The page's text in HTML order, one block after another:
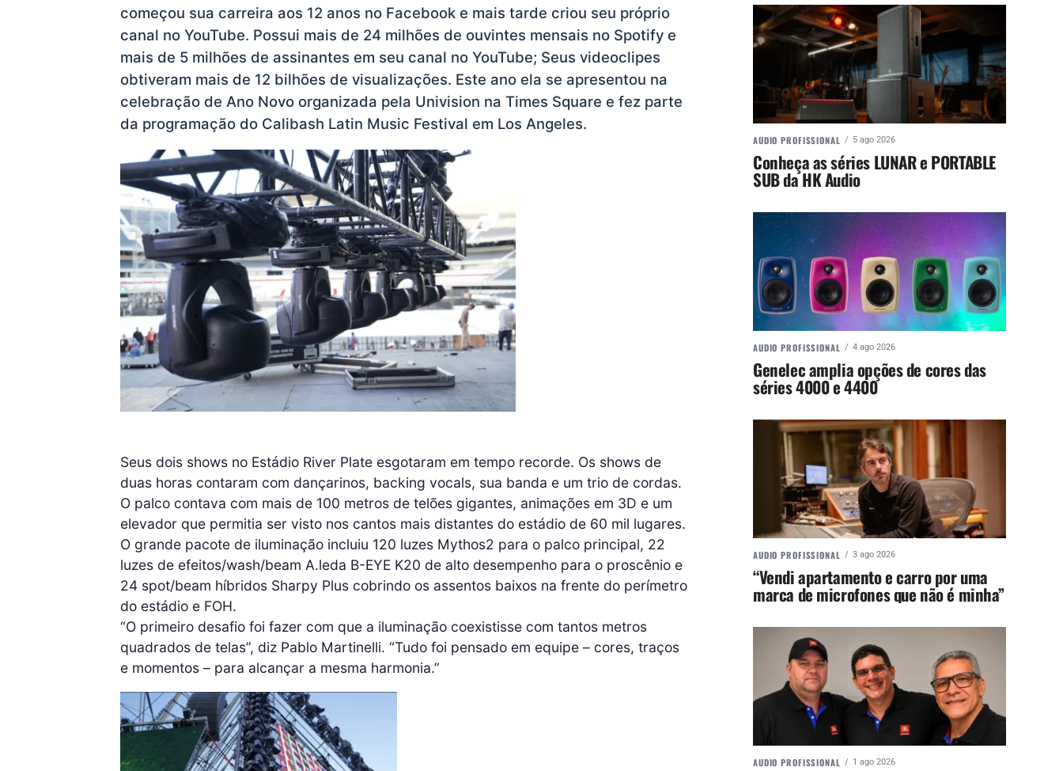
começou sua carreira aos 12 anos no Facebook e mais tarde criou seu próprio
canal no YouTube. Possui mais de 24 milhões de ouvintes mensais no Spotify e
mais de 5 milhões de assinantes em seu canal no YouTube; Seus videoclipes
obtiveram mais de 12 bilhões de visualizações. Este ano ela se apresentou na
celebração de Ano Novo organizada pela Univision na Times Square e fez parte
da programação do Calibash Latin Music Festival em Los Angeles.
Seus dois shows no Estádio River Plate esgotaram em tempo recorde. Os shows de
duas horas contaram com dançarinos, backing vocals, sua banda e um trio de cordas.
O palco contava com mais de 100 metros de telões gigantes, animações em 3D e um
elevador que permitia ser visto nos cantos mais distantes do estádio de 60 mil lugares.
O grande pacote de iluminação incluiu 120 luzes Mythos2 para o palco principal, 22
luzes de efeitos/wash/beam A.leda B-EYE K20 de alto desempenho para o proscênio e
24 spot/beam híbridos Sharpy Plus cobrindo os assentos baixos na frente do perímetro
do estádio e FOH.
“O primeiro desafio foi fazer com que a iluminação coexistisse com tantos metros
quadrados de telas”, diz Pablo Martinelli. “Tudo foi pensado em equipe – cores, traços
e momentos – para alcançar a mesma harmonia.”
AUDIO PROFISSIONAL 5 ago 2026
Conheça as séries LUNAR e PORTABLE
SUB da HK Audio
AUDIO PROFISSIONAL 4 ago 2026
Genelec amplia opções de cores das
séries 4000 e 4400
AUDIO PROFISSIONAL 3 ago 2026
“Vendi apartamento e carro por uma
marca de microfones que não é minha”
AUDIO PROFISSIONAL 1 ago 2026